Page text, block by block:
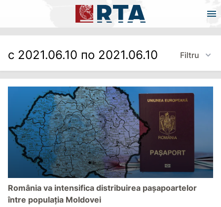
с 2021.06.10 по 2021.06.10 Filtru
România va intensifica distribuirea pașapoartelor
între populația Moldovei